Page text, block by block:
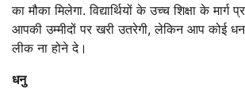
का मौका मिलेगा. विद्यार्थियों के उच्च शिक्षा के मार्ग
आपकी उम्मीदों पर खरी उतरेगी, लेकिन आप कोई
लीक ना होने दे।
धनु